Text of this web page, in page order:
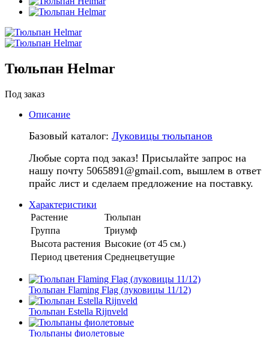
Тюльпан Helmar
Под заказ
Описание
Базовый каталог: Луковицы тюльпанов
Любые сорта под заказ! Присылайте запрос на
нашу почту 5065891@gmail.com, вышлем в ответ
прайс лист и сделаем предложение на поставку.
Характеристики
Растение
Тюльпан
Группа
Триумф
Высота растения Высокие (от 45 см.)
Период цветения Среднецветущие
Тюльпан Flaming Flag (луковицы 11/12)
Тюльпан Estella Rijnveld
Тюльпаны фиолетовые